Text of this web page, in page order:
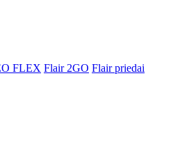
FLEX Flair 2GO Flair priedai